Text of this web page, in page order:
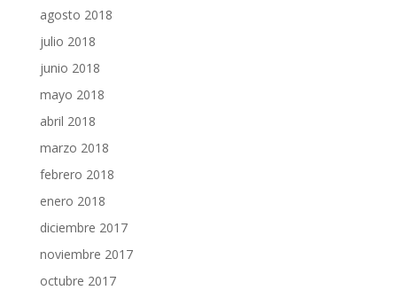
agosto 2018
julio 2018
junio 2018
mayo 2018
abril 2018
marzo 2018
febrero 2018
enero 2018
diciembre 2017
noviembre 2017
octubre 2017